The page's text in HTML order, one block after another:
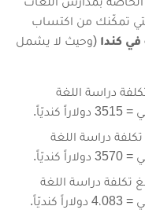
تمكّنك من اكتساب
في كندا (وحيث لا يشمل
دراسة اللغة
دراسة اللغة
تكلفة دراسة اللغة